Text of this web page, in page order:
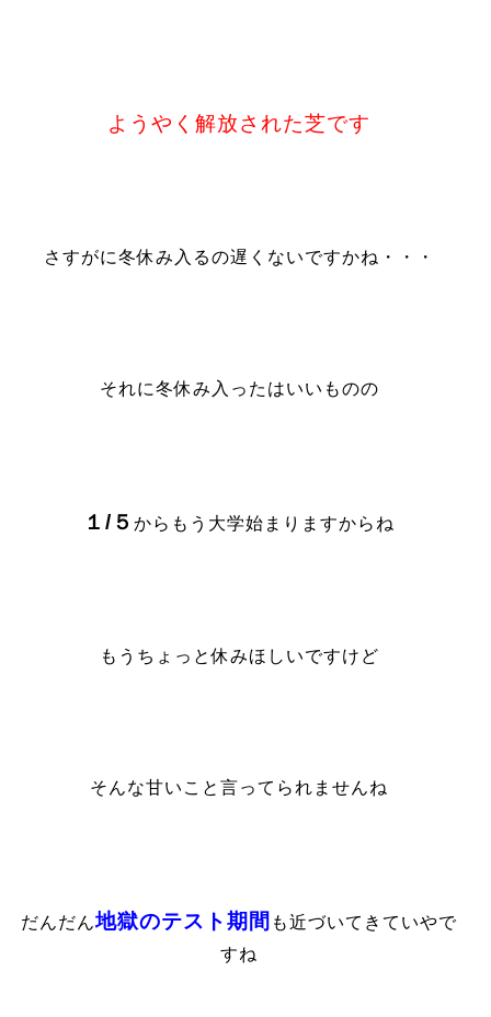
ようやく解放された芝です
さすがに冬休み入るの遅くないですかね・・・
それに冬休み入ったはいいものの
１/５からもう大学始まりますからね
もうちょっと休みほしいですけど
そんな甘いこと言ってられませんね
だんだん地獄のテスト期間 も近づいてきていやで
すね